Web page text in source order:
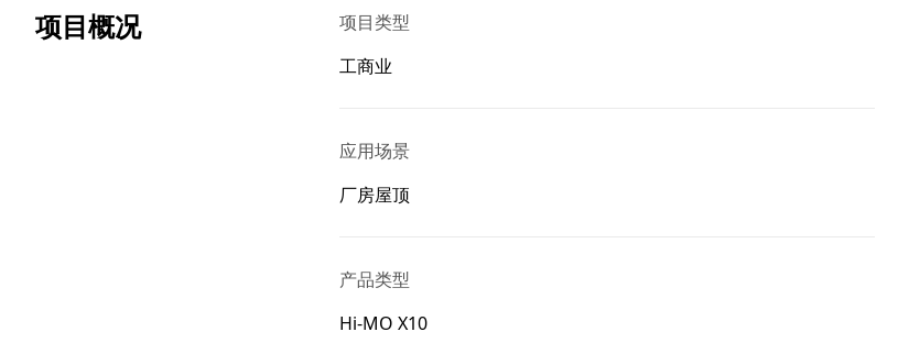
项目概况
项目类型
工商业
应用场景
厂房屋顶
产品类型
Hi-MO X10